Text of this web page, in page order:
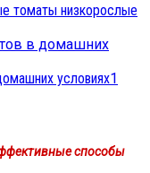
томаты низкорослые
условиях1
способы